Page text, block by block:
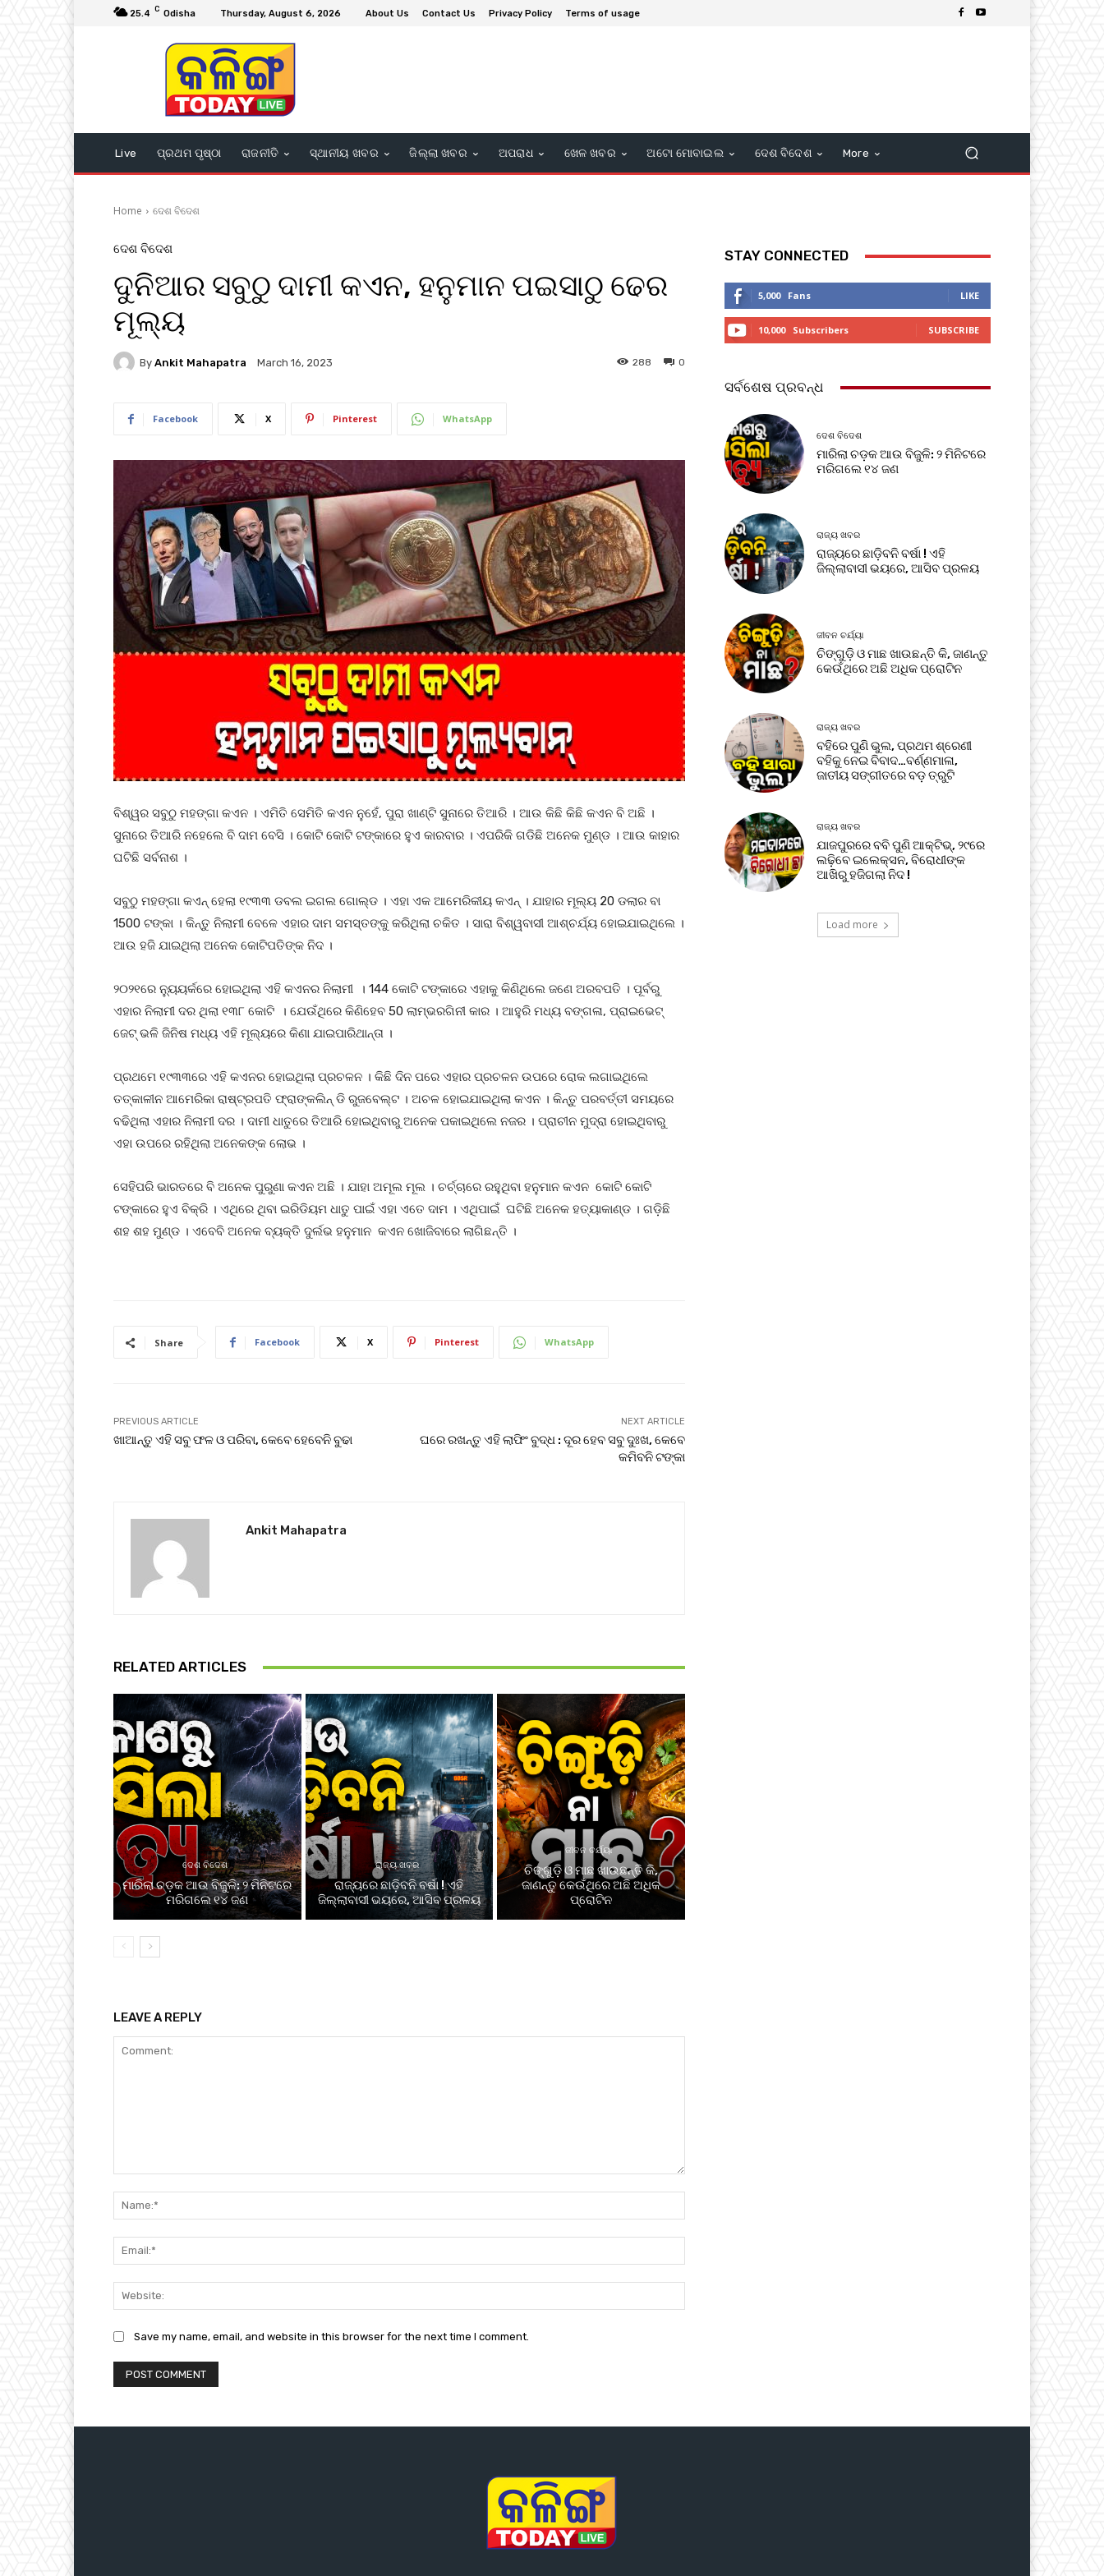
25.4 C Odisha Thursday, August 6, 2026 About Us Contact Us Privacy Policy Terms of usage
Live ପ୍ରଥମ ପୃଷ୍ଠା ରାଜନୀତି ସ୍ଥାନୀୟ ଖବର ଜିଲ୍ଲା ଖବର ଅପରାଧ ଖେଳ ଖବର ଅଟୋ ମୋବାଇଲ ଦେଶ ବିଦେଶ More
Home ଦେଶ ବିଦେଶ
ଦେଶ ବିଦେଶ
ଦୁନିଆର ସବୁଠୁ ଦାମୀ କଏନ, ହନୁମାନ ପଇସାଠୁ ଢେର
ମୂଲ୍ୟ
By Ankit Mahapatra March 16, 2023 0
288
Facebook X Pinterest WhatsApp
ବିଶ୍ୱର ସବୁଠୁ ମହଙ୍ଗା କଏନ । ଏମିତି ସେମିତି କଏନ ନୁହେଁ, ପୁରା ଖାଣ୍ଟି ସୁନାରେ ତିଆରି । ଆଉ କିଛି କିଛି କଏନ ବି ଅଛି ।
ସୁନାରେ ତିଆରି ନହେଲେ ବି ଦାମ ବେସି । କୋଟି କୋଟି ଟଙ୍କାରେ ହୁଏ କାରବାର । ଏପରିକି ଗଡିଛି ଅନେକ ମୁଣ୍ଡ । ଆଉ କାହାର
ଘଟିଛି ସର୍ବନାଶ ।
ସବୁଠୁ ମହଙ୍ଗା କଏନ୍ ହେଲା ୧୯୩୩ ଡବଲ ଇଗଲ ଗୋଲ୍ଡ । ଏହା ଏକ ଆମେରିକୀୟ କଏନ୍ । ଯାହାର ମୂଲ୍ୟ 20 ଡଲାର ବା
1500 ଟଙ୍କା । କିନ୍ତୁ ନିଲାମୀ ବେଳେ ଏହାର ଦାମ ସମସ୍ତଙ୍କୁ କରିଥିଲା ଚକିତ । ସାରା ବିଶ୍ୱବାସୀ ଆଶ୍ଚର୍ଯ୍ୟ ହୋଇଯାଇଥିଲେ ।
ଆଉ ହଜି ଯାଇଥିଲା ଅନେକ କୋଟିପତିଙ୍କ ନିଦ ।
୨୦୨୧ରେ ନ୍ୟୁୟର୍କରେ ହୋଇଥିଲା ଏହି କଏନର ନିଲାମୀ । 144 କୋଟି ଟଙ୍କାରେ ଏହାକୁ କିଣିଥିଲେ ଜଣେ ଅରବପତି । ପୂର୍ବରୁ
ଏହାର ନିଲାମୀ ଦର ଥିଲା ୧୩୮ କୋଟି । ଯେଉଁଥିରେ କିଣିହେବ 50 ଲାମ୍ଭରଗିନୀ କାର । ଆହୁରି ମଧ୍ୟ ବଙ୍ଗଳା, ପ୍ରାଇଭେଟ୍
ଜେଟ୍ ଭଳି ଜିନିଷ ମଧ୍ୟ ଏହି ମୂଲ୍ୟରେ କିଣା ଯାଇପାରିଥାନ୍ତା ।
ପ୍ରଥମେ ୧୯୩୩ରେ ଏହି କଏନର ହୋଇଥିଲା ପ୍ରଚଳନ । କିଛି ଦିନ ପରେ ଏହାର ପ୍ରଚଳନ ଉପରେ ରୋକ ଲଗାଇଥିଲେ
ତତ୍କାଳୀନ ଆମେରିକା ରାଷ୍ଟ୍ରପତି ଫ୍ରାଙ୍କଲିନ୍ ଡି ରୁଜବେଲ୍ଟ । ଅଚଳ ହୋଇଯାଇଥିଲା କଏନ । କିନ୍ତୁ ପରବର୍ତ୍ତୀ ସମୟରେ
ବଢିଥିଲା ଏହାର ନିଲାମୀ ଦର । ଦାମୀ ଧାତୁରେ ତିଆରି ହୋଇଥିବାରୁ ଅନେକ ପକାଇଥିଲେ ନଜର । ପ୍ରାଚୀନ ମୁଦ୍ରା ହୋଇଥିବାରୁ
ଏହା ଉପରେ ରହିଥିଲା ଅନେକଙ୍କ ଲୋଭ ।
ସେହିପରି ଭାରତରେ ବି ଅନେକ ପୁରୁଣା କଏନ ଅଛି । ଯାହା ଅମୂଲ ମୂଲ । ଚର୍ଚ୍ଚାରେ ରହୁଥିବା ହନୁମାନ କଏନ କୋଟି କୋଟି
ଟଙ୍କାରେ ହୁଏ ବିକ୍ରି । ଏଥିରେ ଥିବା ଇରିଡିୟମ ଧାତୁ ପାଇଁ ଏହା ଏତେ ଦାମ । ଏଥିପାଇଁ ଘଟିଛି ଅନେକ ହତ୍ୟାକାଣ୍ଡ । ଗଡ଼ିଛି
ଶହ ଶହ ମୁଣ୍ଡ । ଏବେବି ଅନେକ ବ୍ୟକ୍ତି ଦୁର୍ଲଭ ହନୁମାନ କଏନ ଖୋଜିବାରେ ଲାଗିଛନ୍ତି ।
Share Facebook X Pinterest WhatsApp
PREVIOUS ARTICLE
ଖାଆନ୍ତୁ ଏହି ସବୁ ଫଳ ଓ ପରିବା, କେବେ ହେବେନି ବୁଢା
NEXT ARTICLE
ଘରେ ରଖନ୍ତୁ ଏହି ଲାଫିଂ ବୁଦ୍ଧ : ଦୂର ହେବ ସବୁ ଦୁଃଖ, କେବେ
କମିବନି ଟଙ୍କା
Ankit Mahapatra
RELATED ARTICLES
ଦେଶ ବିଦେଶ
ମାରିଲା ଚଡ଼କ ଆଉ ବିଜୁଳି: ୨ ମିନିଟରେ
ମରିଗଲେ ୧୪ ଜଣ
ରାଜ୍ୟ ଖବର
ରାଜ୍ୟରେ ଛାଡ଼ିବନି ବର୍ଷା ! ଏହି
ଜିଲ୍ଲାବାସୀ ଭୟରେ, ଆସିବ ପ୍ରଳୟ
ଜୀବନ ଚର୍ଯ୍ୟା
ଚିଙ୍ଗୁଡ଼ି ଓ ମାଛ ଖାଉଛନ୍ତି କି,
ଜାଣନ୍ତୁ କେଉଁଥିରେ ଅଛି ଅଧିକ
ପ୍ରୋଟିନ
LEAVE A REPLY
Save my name, email, and website in this browser for the next time I comment.
STAY CONNECTED
5,000 Fans LIKE
10,000 Subscribers SUBSCRIBE
ସର୍ବଶେଷ ପ୍ରବନ୍ଧ
ଦେଶ ବିଦେଶ
ମାରିଲା ଚଡ଼କ ଆଉ ବିଜୁଳି: ୨ ମିନିଟରେ
ମରିଗଲେ ୧୪ ଜଣ
ରାଜ୍ୟ ଖବର
ରାଜ୍ୟରେ ଛାଡ଼ିବନି ବର୍ଷା ! ଏହି
ଜିଲ୍ଲାବାସୀ ଭୟରେ, ଆସିବ ପ୍ରଳୟ
ଜୀବନ ଚର୍ଯ୍ୟା
ଚିଙ୍ଗୁଡ଼ି ଓ ମାଛ ଖାଉଛନ୍ତି କି, ଜାଣନ୍ତୁ
କେଉଁଥିରେ ଅଛି ଅଧିକ ପ୍ରୋଟିନ
ରାଜ୍ୟ ଖବର
ବହିରେ ପୁଣି ଭୁଲ, ପ୍ରଥମ ଶ୍ରେଣୀ
ବହିକୁ ନେଇ ବିବାଦ…ବର୍ଣ୍ଣମାଳା,
ଜାତୀୟ ସଙ୍ଗୀତରେ ବଡ଼ ତ୍ରୁଟି
ରାଜ୍ୟ ଖବର
ଯାଜପୁରରେ ବବି ପୁଣି ଆକ୍ଟିଭ୍, ୨୯ରେ
ଲଢ଼ିବେ ଇଲେକ୍ସନ, ବିରୋଧୀଙ୍କ
ଆଖିରୁ ହଜିଗଲା ନିଦ !
Load more